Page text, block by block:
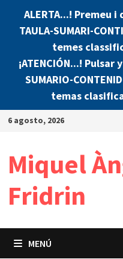
ALERTA...! Premeu
TAULA-SUMARI-
temes
¡ATENCIÓN...! Pulsar
SUMARIO-
temas
Saltar
6 agosto, 2026
Miquel
Fridrin
MENÚ